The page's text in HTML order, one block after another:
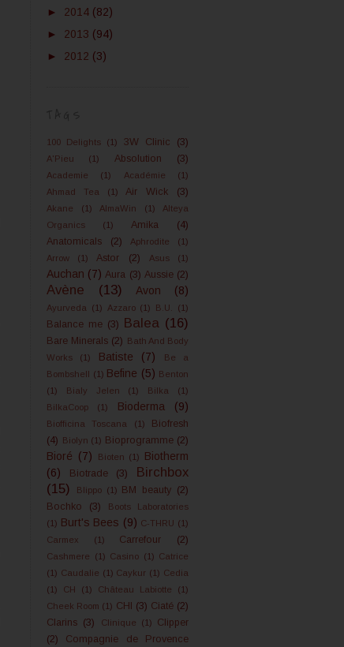
► 2014 (82)
► 2013 (94)
► 2012 (3)
100 Delights (1) 3W Clinic (3)
A'Pieu (1) Absolution (3)
Academie (1) Académie
(1)
Ahmad Tea
(1) Air Wick (3)
Akane (1) AlmaWin (1)
Alteya
Organics
(1) Amika
(4)
Anatomicals
(2) Aphrodite
(1)
Arrow
(1) Astor (2) Asus (1)
Auchan (7) Aura (3) Aussie (2)
Avène (13) Avon (8)
Ayurveda (1) Azzaro (1) B.U. (1)
Balance me (3) Balea (16)
Bare Minerals (2) Bath And Body
Works
(1) Batiste (7)
Be a
Bombshell (1) Befine (5) Benton
(1)
Bialy Jelen (1) Bilka
(1)
BilkaCoop
(1) Bioderma (9)
Biofficina Toscana (1)
Biofresh
(4) Biolyn (1) Bioprogramme (2)
Bioré (7) Bioten (1)
Biotherm
(6)
Biotrade (3)
Birchbox
(15)
Blippo (1) BM beauty (2)
Bochko
(3)
Boots Laboratories
(1) Burt's Bees (9) C-THRU (1)
Carmex
(1) Carrefour (2)
Cashmere (1) Casino (1) Catrice
(1) Caudalie (1) Caykur (1) Cedia
(1)
CH (1) Château Labiotte
(1)
Cheek Room (1) CHI (3) Ciaté (2)
Clarins (3) Clinique (1)
Clipper
(2)
Compagnie de Provence